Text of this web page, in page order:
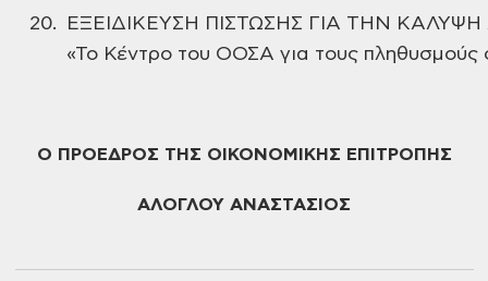
20.
ΕΞΕΙΔΙΚΕΥΣΗ ΠΙΣΤΩΣΗΣ ΓΙΑ ΤΗΝ
«Το Κέντρο του ΟΟΣΑ για τους πληθυσμούς
Ο ΠΡΟΕΔΡΟΣ ΤΗΣ ΟΙΚΟΝΟΜΙΚΗΣ ΕΠΙΤΡΟΠΗΣ
ΑΛΟΓΛΟΥ ΑΝΑΣΤΑΣΙΟΣ